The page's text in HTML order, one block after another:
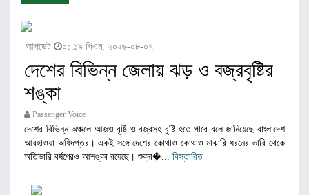
আপডেট ০১:১৯ পিএম, ২০২৬-০৮-০৭
দেশের বিভিন্ন জেলায় ঝড় ও বজ্রবৃষ্টির
শঙ্কা
Passenger Voice
দেশের বিভিন্ন অঞ্চলে আজও বৃষ্টি ও বজ্রসহ বৃষ্টি হতে পারে বলে জানিয়েছে বাংলাদেশ
আবহাওয়া অধিদপ্তর। একই সঙ্গে দেশের কোথাও কোথাও মাঝারি ধরনের ভারি থেকে
অতিভারি বর্ষণেরও আশঙ্কা রয়েছে। শুক্র�... বিস্তারিত